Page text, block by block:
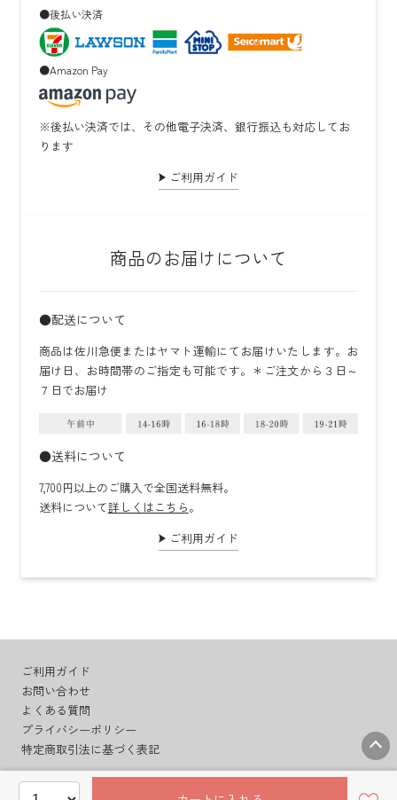
●後払い決済
●Amazon Pay
※後払い決済では、その他電子決済、銀行振込も対応してお
ります
ご利用ガイド
商品のお届けについて
●配送について
商品は佐川急便またはヤマト運輸にてお届けいたします。お
届け日、お時間帯のご指定も可能です。＊ご注文から３日～
７日でお届け
●送料について
7,700円以上のご購入で全国送料無料。
送料について詳しくはこちら。
ご利用ガイド
ご利用ガイド
お問い合わせ
よくある質問
プライバシーポリシー
特定商取引法に基づく表記